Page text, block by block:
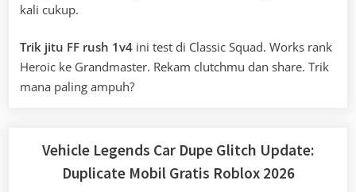
kali cukup.
Trik jitu FF rush 1v4 ini test di Classic Squad. Works rank
Heroic ke Grandmaster. Rekam clutchmu dan share. Trik
mana paling ampuh?
Vehicle Legends Car Dupe Glitch Update:
Duplicate Mobil Gratis Roblox 2026